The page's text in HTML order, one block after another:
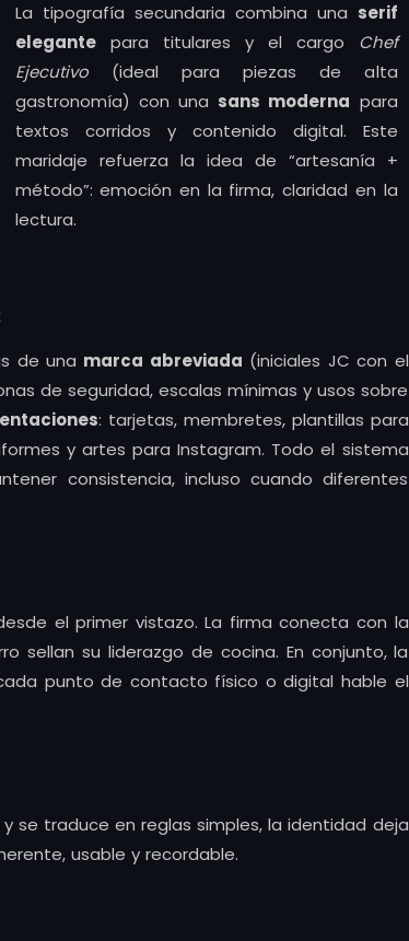
La tipografía secundaria combina una serif
elegantepara titulares y el cargo Chef
Ejecutivo(ideal para piezas de alta
gastronomía) con una sans moderna para
textos corridos y contenido digital. Este
maridaje refuerza la idea de “artesanía +
método”: emoción en la firma, claridad en la
lectura.
de una marca abreviada (iniciales JC con el
de seguridad, escalas mínimas y usos sobre
: tarjetas, membretes, plantillas para
y artes para Instagram. Todo el sistema
consistencia, incluso cuando diferentes
el primer vistazo. La firma conecta con la
sellan su liderazgo de cocina. En conjunto, la
punto de contacto físico o digital hable el
se traduce en reglas simples, la identidad deja
usable y recordable.